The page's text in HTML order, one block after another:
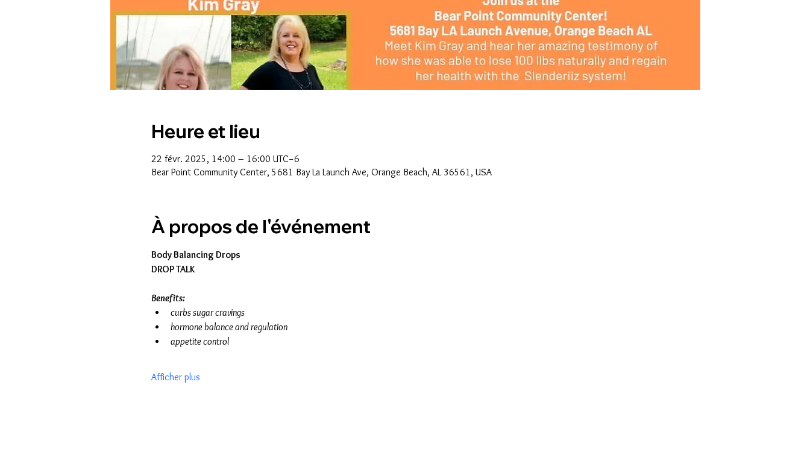
Heure et lieu
22 févr. 2025, 14:00 – 16:00 UTC−6
Bear Point Community Center, 5681 Bay La Launch Ave, Orange Beach, AL 36561, USA
À propos de l'événement
Body Balancing Drops
DROP TALK
Benefits:
curbs sugar cravings
hormone balance and regulation
appetite control
Afficher plus